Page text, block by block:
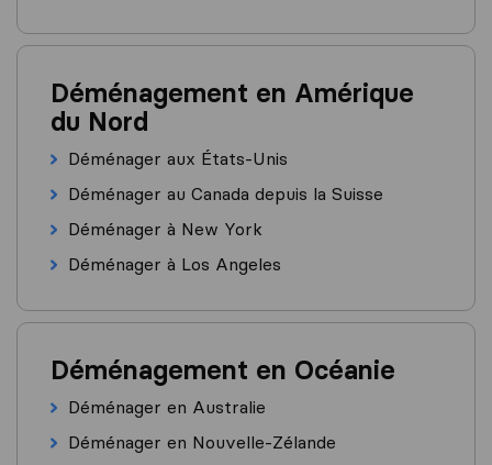
Déménagement en Amérique
du Nord
Déménager aux États-Unis
Déménager au Canada depuis la Suisse
Déménager à New York
Déménager à Los Angeles
Déménagement en Océanie
Déménager en Australie
Déménager en Nouvelle-Zélande